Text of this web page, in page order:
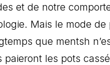
et de notre
Mais le mode
que mentsh
les pots